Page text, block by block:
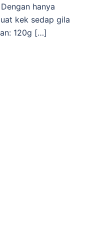
hanya
kek sedap gila
120g […]